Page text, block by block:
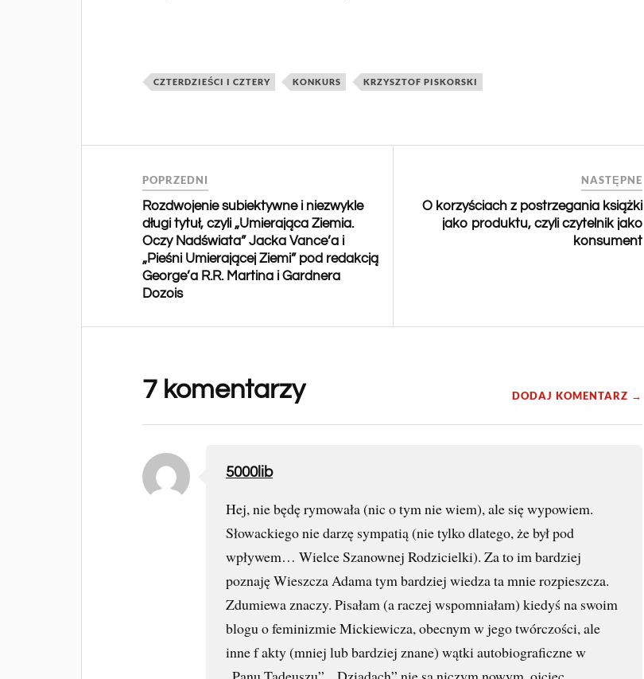
CZTERDZIEŚCI I CZTERY KONKURS KRZYSZTOF PISKORSKI
POPRZEDNI
Rozdwojenie subiektywne i niezwykle
długi tytuł, czyli „Umierająca Ziemia.
Oczy Nadświata” Jacka Vance’a i
„Pieśni Umierającej Ziemi” pod redakcją
George’a R.R. Martina i Gardnera
Dozois
NASTĘPNE
O korzyściach z postrzegania książki
jako produktu, czyli czytelnik jako
konsument
7 komentarzy DODAJ KOMENTARZ →
5000lib
Hej, nie będę rymowała (nic o tym nie wiem), ale się wypowiem.
Słowackiego nie darzę sympatią (nie tylko dlatego, że był pod
wpływem… Wielce Szanownej Rodzicielki). Za to im bardziej
poznaję Wieszcza Adama tym bardziej wiedza ta mnie rozpieszcza.
Zdumiewa znaczy. Pisałam (a raczej wspomniałam) kiedyś na swoim
blogu o feminizmie Mickiewicza, obecnym w jego twórczości, ale
inne f akty (mniej lub bardziej znane) wątki autobiograficzne w